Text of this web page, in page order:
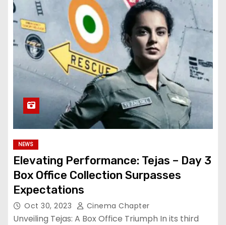
NEWS
Elevating Performance: Tejas – Day 3
Box Office Collection Surpasses
Expectations
Oct 30, 2023 Cinema Chapter
Unveiling Tejas: A Box Office Triumph In its third